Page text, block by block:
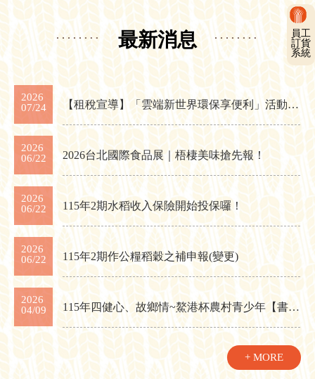
員工
訂貨
系統
最新消息
2026
07/24
【租稅宣導】「雲端新世界環保享便利」活動開跑
2026
06/22
2026台北國際食品展｜梧棲美味搶先報！
2026
06/22
115年2期水稻收入保險開始投保囉！
2026
06/22
115年2期作公糧稻穀之補申報(變更)
2026
04/09
115年四健心、故鄉情~鰲港杯農村青少年【書法】比賽
+ MORE